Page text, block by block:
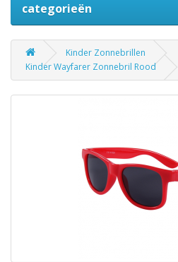
categorieën
Kinder Zonnebrillen
Kinder Wayfarer Zonnebril Rood